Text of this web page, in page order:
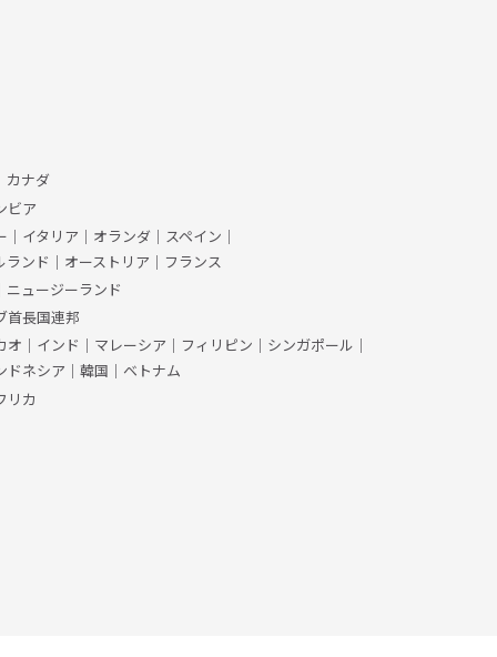
カナダ
ビア
｜ イタリア ｜ オランダ ｜ スペイン ｜
ランド ｜ オーストリア ｜ フランス
ニュージーランド
首長国連邦
オ ｜ インド ｜ マレーシア ｜ フィリピン ｜ シンガポール ｜
ドネシア ｜ 韓国 ｜ ベトナム
リカ